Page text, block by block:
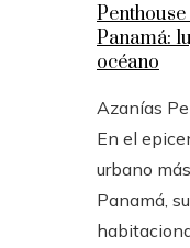
Panamá:
océano
Azanías
En el
urbano
Panamá,